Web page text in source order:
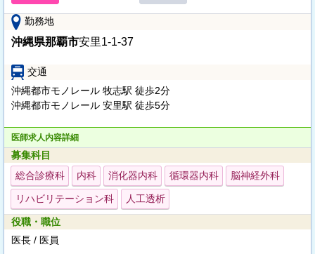
勤務地
沖縄県那覇市安里1-1-37
交通
沖縄都市モノレール 牧志駅 徒歩2分
沖縄都市モノレール 安里駅 徒歩5分
医師求人内容詳細
募集科目
総合診療科
内科 消化器内科 循環器内科 脳神経外科
リハビリテーション科 人工透析
役職・職位
医長 / 医員